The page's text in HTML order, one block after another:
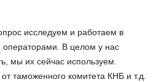
исследуем и работаем в
операторами. В целом у нас
мы их сейчас используем.
таможенного комитета КНБ и т.д.